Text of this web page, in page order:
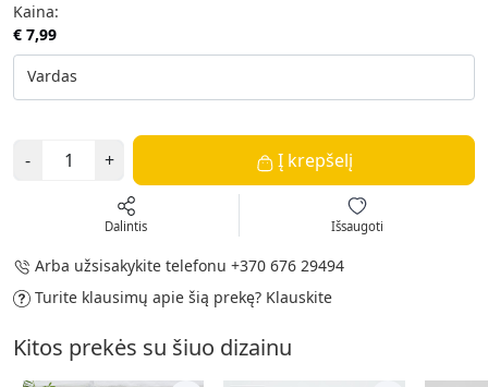
Kaina:
€ 7,99
Vardas
- + Į krepšelį
Dalintis Išsaugoti
Arba užsisakykite telefonu +370 676 29494
Turite klausimų apie šią prekę? Klauskite
Kitos prekės su šiuo dizainu